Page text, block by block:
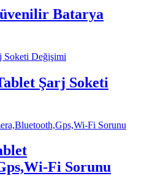
Batarya
Şarj Soketi
Fi Sorunu